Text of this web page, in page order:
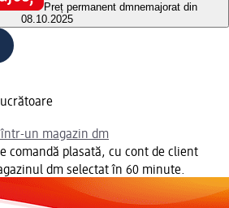
Preț permanent dmnemajorat din
08.10.2025
un magazin dm
comandă plasată, cu cont de client
dm selectat în 60 minute.